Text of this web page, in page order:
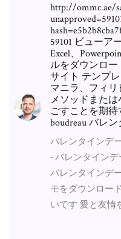
http://ommc.ae/
59101 ビューア
Excel、
ルをダウンロ
サイト テンプ
マニラ、フィ
メソッドまた
ごすことを期
boudreau バレ
バレンタインデ
- バレンタイン
バレンタインデ
モをダウンロー
いです 愛と友情